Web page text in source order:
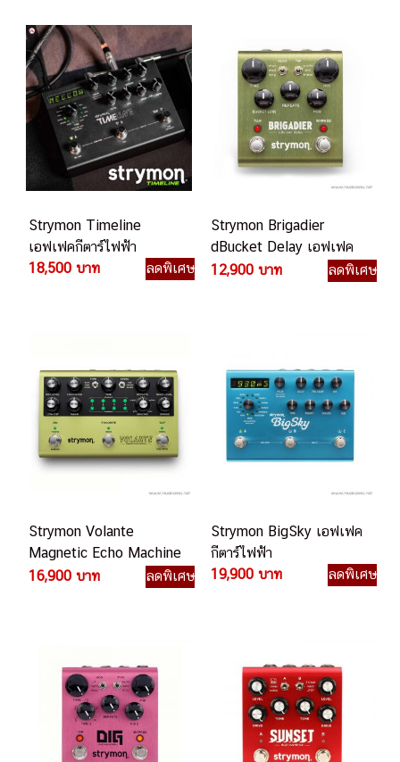
Strymon Timeline
เอฟเฟคกีตาร์ไฟฟ้า
18,500 บาท
ลดพิเศษ
Strymon Brigadier
dBucket Delay เอฟเฟค
กีตาร์ไฟฟ้า
12,900 บาท ลดพิเศษ
Strymon Volante
Magnetic Echo Machine
เอฟเฟคกีตาร์ไฟฟ้า
16,900 บาท ลดพิเศษ
Strymon BigSky เอฟเฟค
กีตาร์ไฟฟ้า
19,900 บาท
ลดพิเศษ